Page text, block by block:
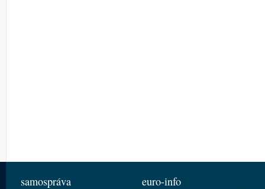
samospráva euro-info